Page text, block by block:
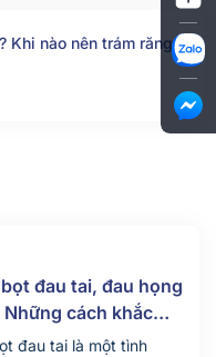
Khi nào nên trám răng
đau tai, đau họng
Những cách khắc
đau tai là một tình